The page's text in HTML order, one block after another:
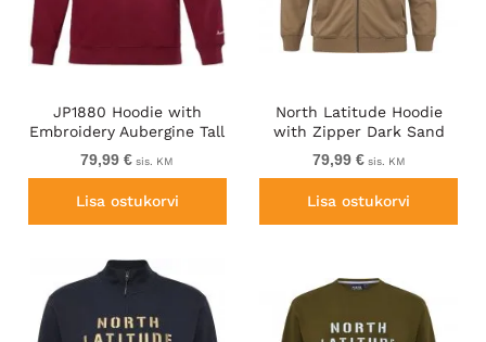
JP1880 Hoodie with
Embroidery Aubergine Tall
79,99 € sis. KM
Lisa ostukorvi
North Latitude Hoodie
with Zipper Dark Sand
TALL
79,99 €sis. KM
Lisa ostukorvi